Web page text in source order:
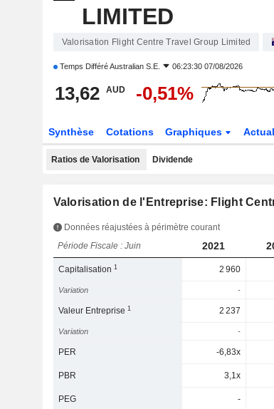
LIMITED
Valorisation Flight Centre Travel Group Limited
Temps DifféréAustralian S.E. 06:23:30 07/08/2026
13,62 AUD -0,51%
Synthèse Cotations Graphiques
Ratios de Valorisation Dividende
Valorisation de l'Entreprise: Flight
Données réajustées à périmètre courant
Période Fiscale : Juin
2021
Capitalisation1 2 960
Variation -
Valeur Entreprise1 2 237
Variation -
PER -6,83x
PBR 3,1x
PEG -